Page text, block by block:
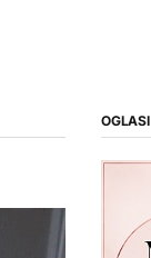
OGLASI